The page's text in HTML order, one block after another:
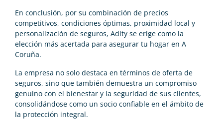
En conclusión, por su combinación de precios
competitivos, condiciones óptimas, proximidad local y
personalización de seguros, Adity se erige como la
elección más acertada para asegurar tu hogar en A
Coruña.
La empresa no solo destaca en términos de oferta de
seguros, sino que también demuestra un compromiso
genuino con el bienestar y la seguridad de sus clientes,
consolidándose como un socio confiable en el ámbito de
la protección integral.